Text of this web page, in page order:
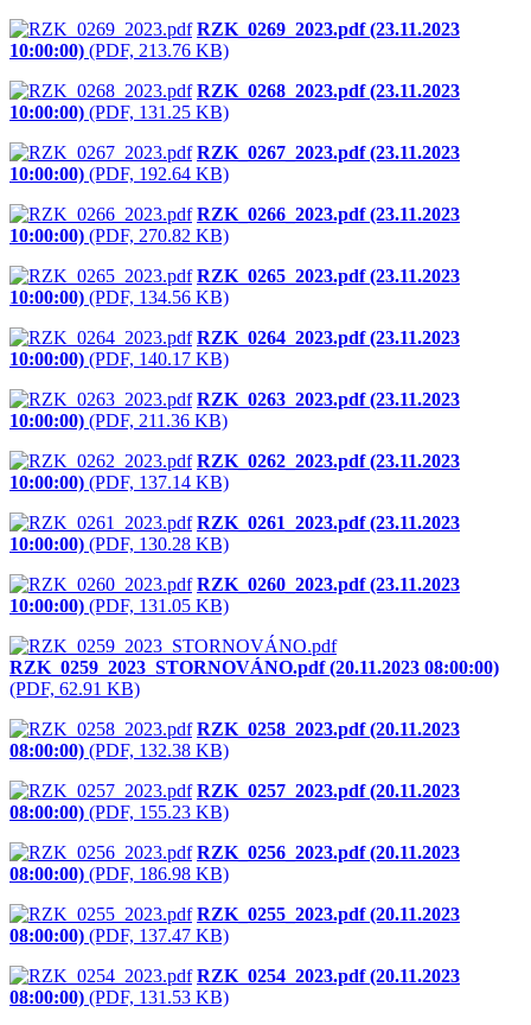
RZK_0269_2023.pdf (23.11.2023
10:00:00) (PDF, 213.76 KB)
RZK_0268_2023.pdf (23.11.2023
10:00:00) (PDF, 131.25 KB)
RZK_0267_2023.pdf (23.11.2023
10:00:00) (PDF, 192.64 KB)
RZK_0266_2023.pdf (23.11.2023
10:00:00) (PDF, 270.82 KB)
RZK_0265_2023.pdf (23.11.2023
10:00:00) (PDF, 134.56 KB)
RZK_0264_2023.pdf (23.11.2023
10:00:00) (PDF, 140.17 KB)
RZK_0263_2023.pdf (23.11.2023
10:00:00) (PDF, 211.36 KB)
RZK_0262_2023.pdf (23.11.2023
10:00:00) (PDF, 137.14 KB)
RZK_0261_2023.pdf (23.11.2023
10:00:00) (PDF, 130.28 KB)
RZK_0260_2023.pdf (23.11.2023
10:00:00) (PDF, 131.05 KB)
RZK_0259_2023_STORNOVÁNO.pdf (20.11.2023 08:00:00)
(PDF, 62.91 KB)
RZK_0258_2023.pdf (20.11.2023
08:00:00) (PDF, 132.38 KB)
RZK_0257_2023.pdf (20.11.2023
08:00:00) (PDF, 155.23 KB)
RZK_0256_2023.pdf (20.11.2023
08:00:00) (PDF, 186.98 KB)
RZK_0255_2023.pdf (20.11.2023
08:00:00) (PDF, 137.47 KB)
RZK_0254_2023.pdf (20.11.2023
08:00:00) (PDF, 131.53 KB)